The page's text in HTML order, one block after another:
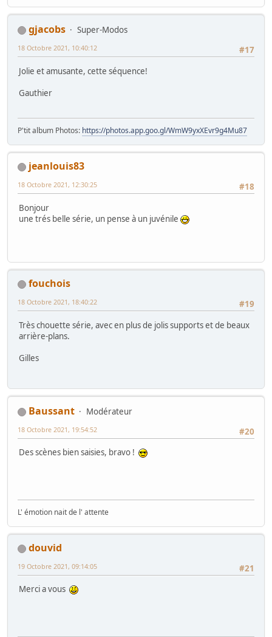
gjacobs
Super-Modos
#17
18 Octobre 2021, 10:40:12
Jolie et amusante, cette séquence!
Gauthier
P'tit album Photos: https://photos.app.goo.gl/WmW9yxXEvr9g4Mu87
jeanlouis83
#18
18 Octobre 2021, 12:30:25
Bonjour
une trés belle série, un pense à un juvénile
fouchois
#19
18 Octobre 2021, 18:40:22
Très chouette série, avec en plus de jolis supports et de beaux
arrière-plans.
Gilles
Baussant
Modérateur
#20
18 Octobre 2021, 19:54:52
Des scènes bien saisies, bravo !
L' émotion nait de l' attente
douvid
#21
19 Octobre 2021, 09:14:05
Merci a vous